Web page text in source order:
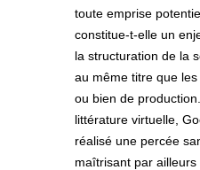
toute emprise
constitue-t-elle un
la structuration de la
au même titre que
ou bien de
littérature virtuelle,
réalisé une percée
maîtrisant par